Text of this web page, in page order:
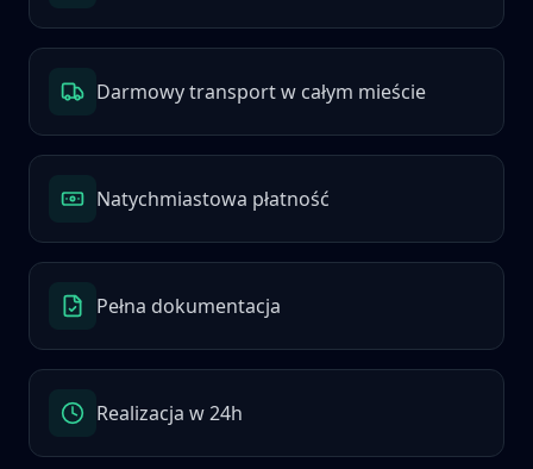
Darmowy transport w całym mieście
Natychmiastowa płatność
Pełna dokumentacja
Realizacja w 24h